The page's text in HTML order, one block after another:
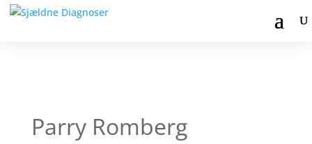
Parry Romberg